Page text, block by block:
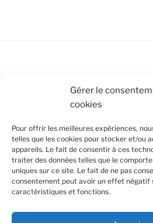
Gérer le
cookies
Pour offrir les meilleures expériences,
telles que les cookies pour stocker et/ou
appareils. Le fait de consentir à ces
traiter des données telles que le
uniques sur ce site. Le fait de ne pas
consentement peut avoir un effet négatif
caractéristiques et fonctions.
Conditions Générales de Vente
Mentions légales
Politique de cookies (UE)
SUIVEZ-NOUS
FacebookInstagram